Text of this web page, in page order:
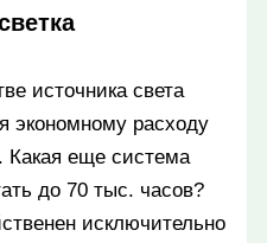
источника света
экономному расходу
Какая еще система
до 70 тыс. часов?
исключительно